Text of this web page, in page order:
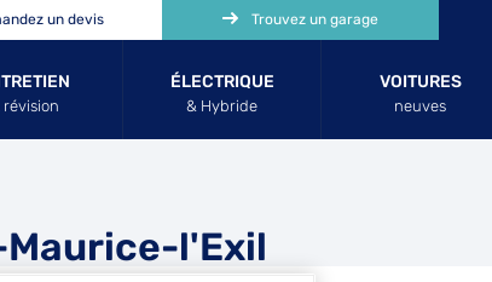
révision
ÉLECTRIQUE
& Hybride
VOITURES
neuves
un devis Trouvez un garage
Maurice-l'Exil